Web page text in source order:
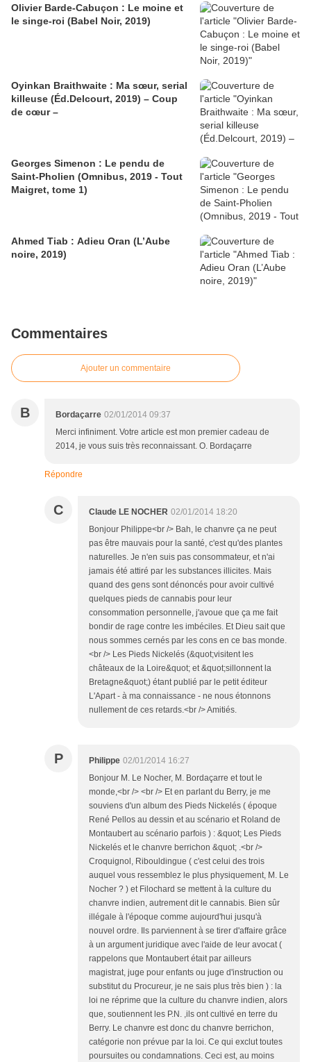
Olivier Barde-Cabuçon : Le moine et
le singe-roi (Babel Noir, 2019)
Oyinkan Braithwaite : Ma sœur, serial
killeuse (Éd.Delcourt, 2019) – Coup
de cœur –
Georges Simenon : Le pendu de
Saint-Pholien (Omnibus, 2019 - Tout
Maigret, tome 1)
Ahmed Tiab : Adieu Oran (L’Aube
noire, 2019)
Commentaires
Ajouter un commentaire
B Bordaçarre 02/01/2014 09:37
Merci infiniment. Votre article est mon premier cadeau de
2014, je vous suis très reconnaissant. O. Bordaçarre
Répondre
C Claude LE NOCHER 02/01/2014 18:20
Bonjour Philippe<br /> Bah, le chanvre ça ne peut
pas être mauvais pour la santé, c'est qu'des plantes
naturelles. Je n'en suis pas consommateur, et n'ai
jamais été attiré par les substances illicites. Mais
quand des gens sont dénoncés pour avoir cultivé
quelques pieds de cannabis pour leur
consommation personnelle, j'avoue que ça me fait
bondir de rage contre les imbéciles. Et Dieu sait que
nous sommes cernés par les cons en ce bas monde.
<br /> Les Pieds Nickelés (&quot;visitent les
châteaux de la Loire&quot; et &quot;sillonnent la
Bretagne&quot;) étant publié par le petit éditeur
L'Apart - à ma connaissance - ne nous étonnons
nullement de ces retards.<br /> Amitiés.
P Philippe 02/01/2014 16:27
Bonjour M. Le Nocher, M. Bordaçarre et tout le
monde,<br /> <br /> Et en parlant du Berry, je me
souviens d'un album des Pieds Nickelés ( époque
René Pellos au dessin et au scénario et Roland de
Montaubert au scénario parfois ) : &quot; Les Pieds
Nickelés et le chanvre berrichon &quot; .<br />
Croquignol, Ribouldingue ( c'est celui des trois
auquel vous ressemblez le plus physiquement, M. Le
Nocher ? ) et Filochard se mettent à la culture du
chanvre indien, autrement dit le cannabis. Bien sûr
illégale à l'époque comme aujourd'hui jusqu'à
nouvel ordre. Ils parviennent à se tirer d'affaire grâce
à un argument juridique avec l'aide de leur avocat (
rappelons que Montaubert était par ailleurs
magistrat, juge pour enfants ou juge d'instruction ou
substitut du Procureur, je ne sais plus très bien ) : la
loi ne réprime que la culture du chanvre indien, alors
que, soutiennent les P.N. ,ils ont cultivé en terre du
Berry. Le chanvre est donc du chanvre berrichon,
catégorie non prévue par la loi. Ce qui exclut toutes
poursuites ou condamnations. Ceci est, au moins